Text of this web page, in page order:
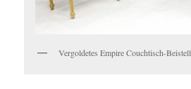
Vergoldetes Empire Couchtisch-